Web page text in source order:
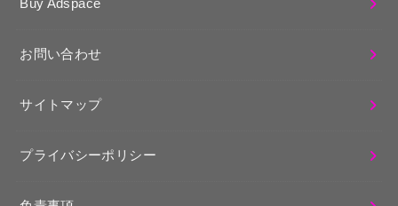
Buy Adspace
お問い合わせ
サイトマップ
プライバシーポリシー